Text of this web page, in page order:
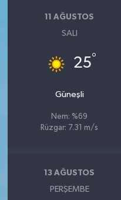
11 AĞUSTOS
SALI
25°
Güneşli
Nem: %69
Rüzgar: 7.31 m/s
13 AĞUSTOS
PERŞEMBE